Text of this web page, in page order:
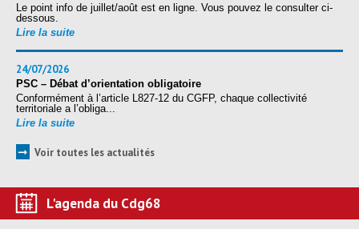
Le point info de juillet/août est en ligne. Vous pouvez le consulter ci-
dessous.
Lire la suite
24/07/2026
PSC – Débat d’orientation obligatoire
Conformément à l’article L827-12 du CGFP, chaque collectivité
territoriale a l’obliga...
Lire la suite
➞ Voir toutes les actualités
L'agenda du Cdg68